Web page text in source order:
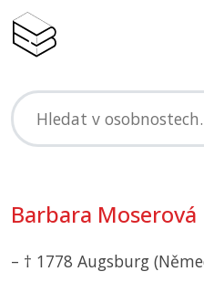
Barbara Moserová
– † 1778 Augsburg